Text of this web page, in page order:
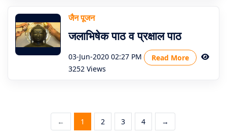
जैन पूजन
जलाभिषेक पाठ व प्रक्षाल पाठ
03-Jun-2020 02:27 PM
Read More
3252 Views
← 1 2 3 4 →